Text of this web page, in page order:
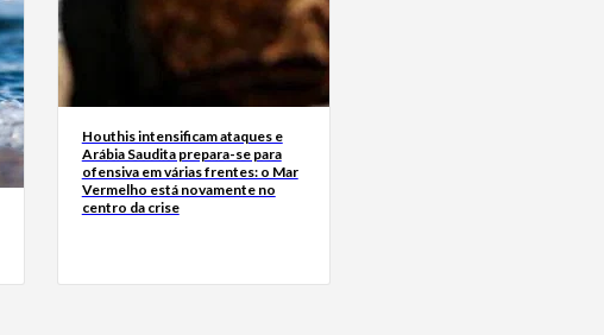
Houthis intensificam ataques e
Arábia Saudita prepara-se para
ofensiva em várias frentes: o Mar
Vermelho está novamente no
centro da crise